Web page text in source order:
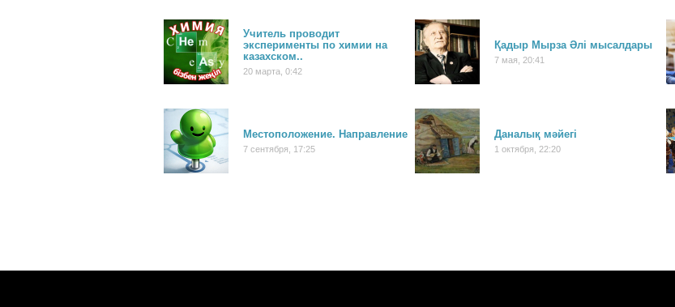
Учитель проводит
эксперименты по химии на
казахском..
20 марта, 0:42
Қадыр Мырза Әлі мысалдары
7 мая, 20:41
Местоположение. Направление
7 сентября, 17:25
Даналық мәйегі
1 октября, 22:20